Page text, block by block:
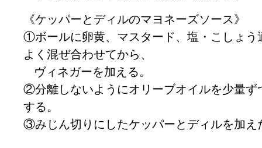
《ケッパーとディルのマヨネーズソース》
①ボールに卵黄、マスタード、塩・こしょう
よく混ぜ合わせてから、
ヴィネガーを加える。
②分離しないようにオリーブオイルを少量ず
する。
③みじん切りにしたケッパーとディルを加え